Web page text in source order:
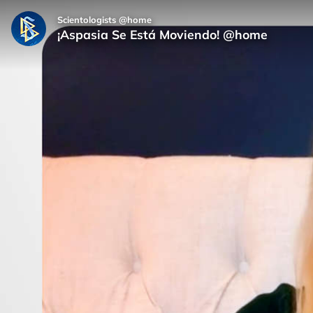
Scientologists @home
¡Aspasia Se Está Moviendo! @home